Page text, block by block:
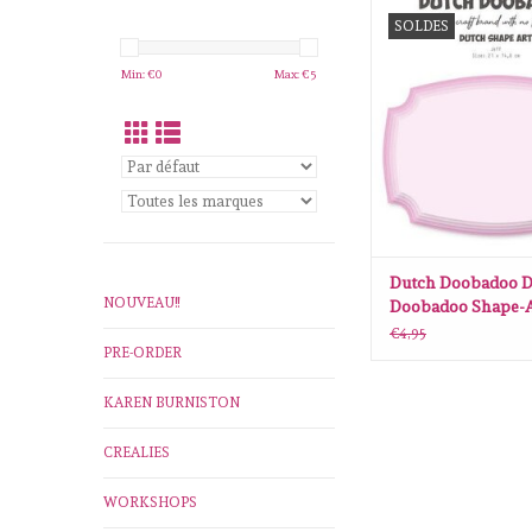
Min: €0 Max: €5
NOUVEAU!!
PRE-ORDER
KAREN BURNISTON
CREALIES
WORKSHOPS
SOLDES
Dutch Doobadoo
Shape-Art Jeff A5
Dutch Doobadoo
Doobadoo Shape-
A5 470.784.241
€4,95